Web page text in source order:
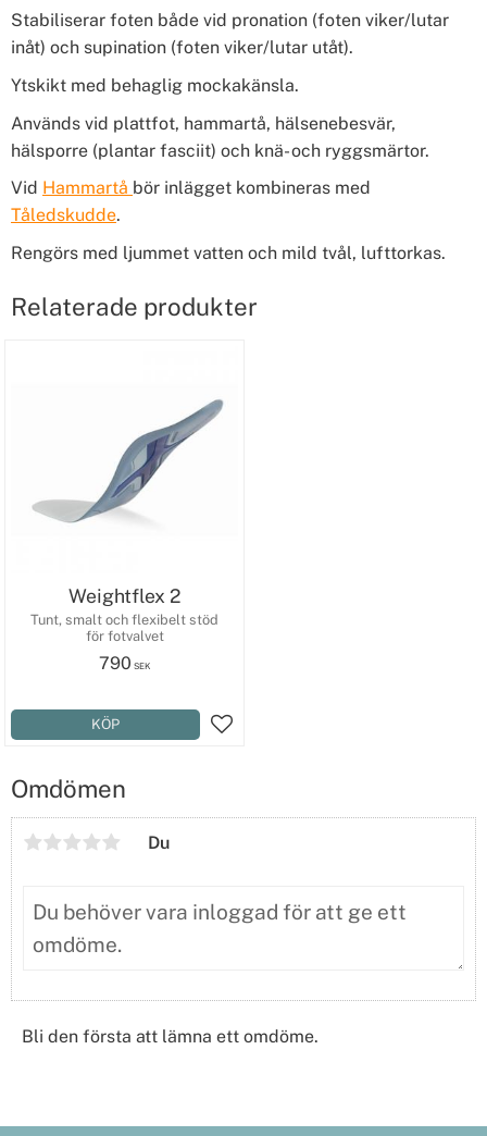
Stabiliserar foten både vid pronation (foten viker/lutar
inåt) och supination (foten viker/lutar utåt).
Ytskikt med behaglig mockakänsla.
Används vid plattfot, hammartå, hälsenebesvär,
hälsporre (plantar fasciit) och knä- och ryggsmärtor.
Vid Hammartå bör inlägget kombineras med
Tåledskudde.
Rengörs med ljummet vatten och mild tvål, lufttorkas.
Omdömen
Du
Bli den första att lämna ett omdöme.
Relaterade produkter
Weightflex 2
Tunt, smalt och flexibelt stöd
för fotvalvet
790 SEK
Lägg till i favoriter